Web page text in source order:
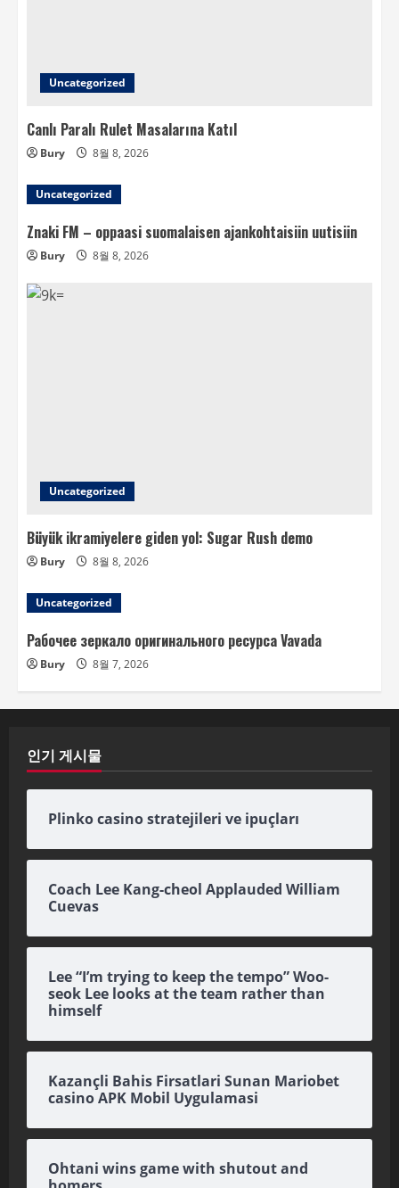
Uncategorized
Canlı Paralı Rulet Masalarına Katıl
Bury 8월 8, 2026
Uncategorized
Znaki FM – oppaasi suomalaisen ajankohtaisiin uutisiin
Bury 8월 8, 2026
Uncategorized
Büyük ikramiyelere giden yol: Sugar Rush demo
Bury 8월 8, 2026
Uncategorized
Рабочее зеркало оригинального ресурса Vavada
Bury 8월 7, 2026
인기 게시물
Plinko casino stratejileri ve ipuçları
Coach Lee Kang-cheol Applauded William
Cuevas
Lee “I’m trying to keep the tempo” Woo-
seok Lee looks at the team rather than
himself
Kazançli Bahis Firsatlari Sunan Mariobet
casino APK Mobil Uygulamasi
Ohtani wins game with shutout and